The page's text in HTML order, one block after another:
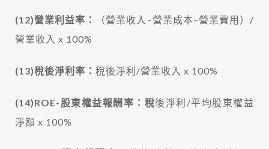
(12)營業利益率：
（營業收入–營業成本–營業費用）/
營業收入 x 100%
(13)稅後淨利率： 稅後淨利/營業收入 x 100%
(14)ROE- 股東權益報酬率：稅後淨利/平均股東權益
淨額 x 100%